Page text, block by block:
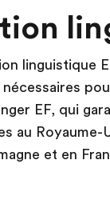
linguistique
EF, qui
au Royaume-
et en